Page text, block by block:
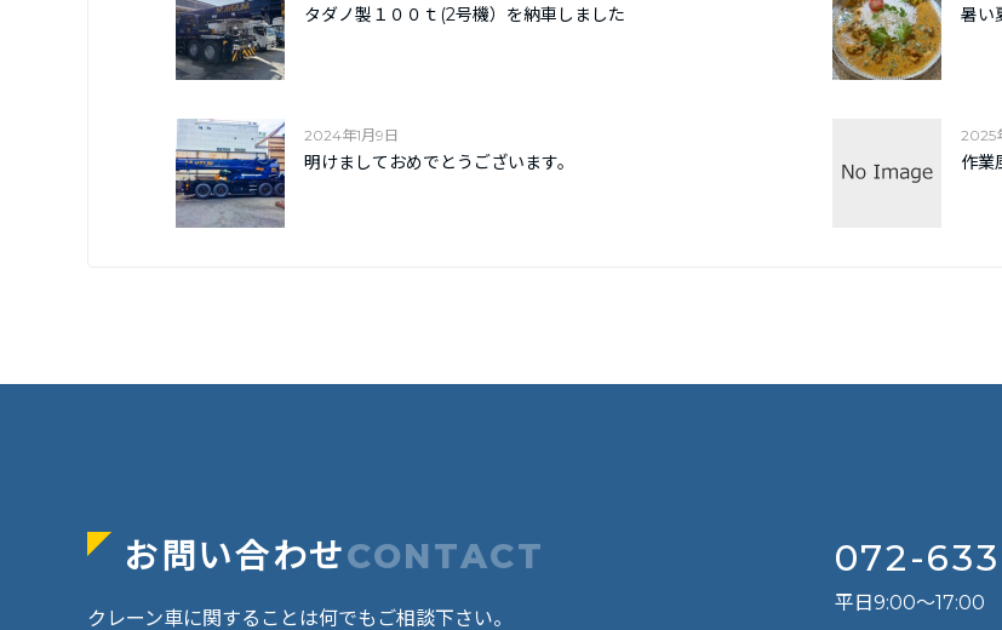
タダノ製１００ｔ(2号機）を納車しました 暑い
2024年1月9日
明けましておめでとうございます。
2025
作業
お問い合わせCONTACT
クレーン車に関することは何でもご相談下さい。
072-
平日9:00～17:00